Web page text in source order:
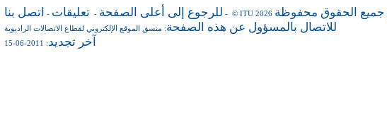
للرجوع إلى أعلى الصفحة - تعليقات - اتصل بنا - © ITU 2026 جميع الحقوق محفوظة
للاتصال بالمسؤول عن هذه الصفحة: منسق الموقع الإلكتروني لقطاع الاتصالات الراديوية
آخر تجديد: 2011-06-15